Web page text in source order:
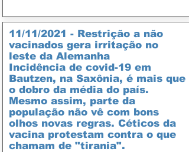
11/11/2021 - Restrição a não
vacinados gera irritação no
leste da Alemanha
Incidência de covid-19 em
Bautzen, na Saxônia, é mais que
o dobro da média do país.
Mesmo assim, parte da
população não vê com bons
olhos novas regras. Céticos da
vacina protestam contra o que
chamam de "tirania".